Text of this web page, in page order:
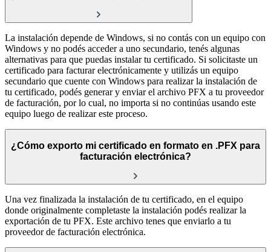
La instalación depende de Windows, si no contás con un equipo con
Windows y no podés acceder a uno secundario, tenés algunas
alternativas para que puedas instalar tu certificado. Si solicitaste un
certificado para facturar electrónicamente y utilizás un equipo
secundario que cuente con Windows para realizar la instalación de
tu certificado, podés generar y enviar el archivo PFX a tu proveedor
de facturación, por lo cual, no importa si no continúas usando este
equipo luego de realizar este proceso.
¿Cómo exporto mi certificado en formato en .PFX para
facturación electrónica?
Una vez finalizada la instalación de tu certificado, en el equipo
donde originalmente completaste la instalación podés realizar la
exportación de tu PFX. Este archivo tenes que enviarlo a tu
proveedor de facturación electrónica.